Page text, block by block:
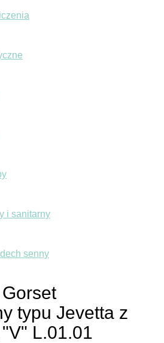
i sanitarny
senny
typu Jevetta z
L.01.01